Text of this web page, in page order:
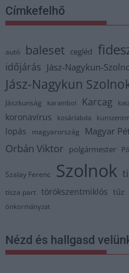
Címkefelhő
autó baleset cegléd
időjárás Jász-Nagykun-
Jász-Nagykun
Jászkunság karambol Karcag
koronavírus kosárlabda
lopás magyarország Magyar
Orbán Viktor polgármester
Szalay Ferenc Szolnok
tisza part törökszentmiklós tűz
önkormányzat
Nézd és hallgasd